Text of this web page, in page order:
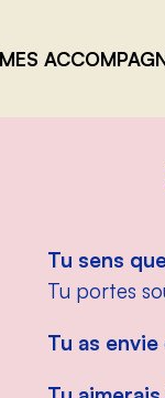
MES
Tu sens
Tu portes
Tu as envie